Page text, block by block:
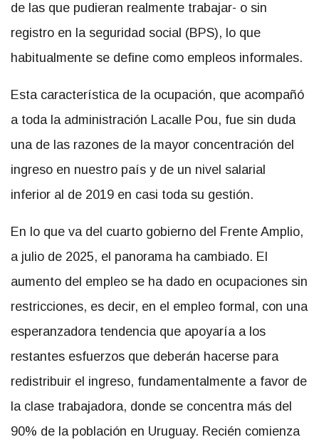
de las que pudieran realmente trabajar- o sin
registro en la seguridad social (BPS), lo que
habitualmente se define como empleos informales.
Esta característica de la ocupación, que acompañó
a toda la administración Lacalle Pou, fue sin duda
una de las razones de la mayor concentración del
ingreso en nuestro país y de un nivel salarial
inferior al de 2019 en casi toda su gestión.
En lo que va del cuarto gobierno del Frente Amplio,
a julio de 2025, el panorama ha cambiado. El
aumento del empleo se ha dado en ocupaciones sin
restricciones, es decir, en el empleo formal, con una
esperanzadora tendencia que apoyaría a los
restantes esfuerzos que deberán hacerse para
redistribuir el ingreso, fundamentalmente a favor de
la clase trabajadora, donde se concentra más del
90% de la población en Uruguay. Recién comienza